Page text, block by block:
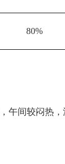
80%
午间较闷热，